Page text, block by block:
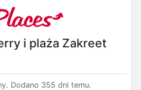
i plaża Zakreet
Dodano 355 dni temu.